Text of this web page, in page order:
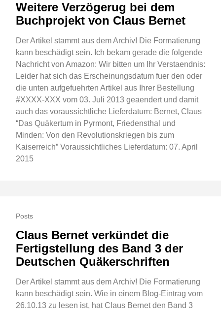
Weitere Verzögerug bei dem
Buchprojekt von Claus Bernet
Der Artikel stammt aus dem Archiv! Die Formatierung
kann beschädigt sein. Ich bekam gerade die folgende
Nachricht von Amazon: Wir bitten um Ihr Verstaendnis:
Leider hat sich das Erscheinungsdatum fuer den oder
die unten aufgefuehrten Artikel aus Ihrer Bestellung
#XXXX-XXX vom 03. Juli 2013 geaendert und damit
auch das voraussichtliche Lieferdatum: Bernet, Claus
“Das Quäkertum in Pyrmont, Friedensthal und
Minden: Von den Revolutionskriegen bis zum
Kaiserreich” Voraussichtliches Lieferdatum: 07. April
2015
Posts
Claus Bernet verkündet die
Fertigstellung des Band 3 der
Deutschen Quäkerschriften
Der Artikel stammt aus dem Archiv! Die Formatierung
kann beschädigt sein. Wie in einem Blog-Eintrag vom
26.10.13 zu lesen ist, hat Claus Bernet den Band 3